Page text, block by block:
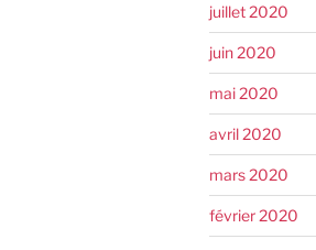
juillet 2020
juin 2020
mai 2020
avril 2020
mars 2020
février 2020